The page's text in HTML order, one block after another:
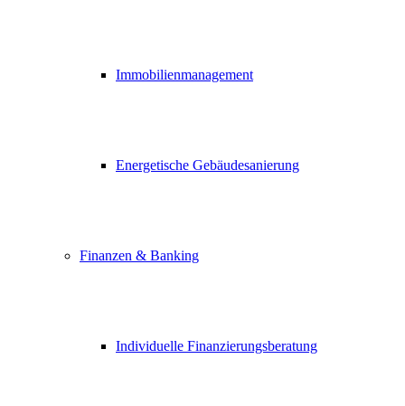
Immobilienmanagement
Energetische Gebäudesanierung
Finanzen & Banking
Individuelle Finanzierungsberatung